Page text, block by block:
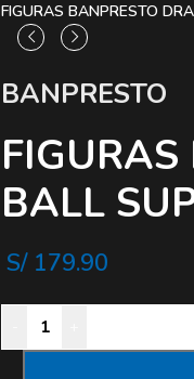
FIGURAS BANPRESTO
BANPRESTO
BALL
S/179.90